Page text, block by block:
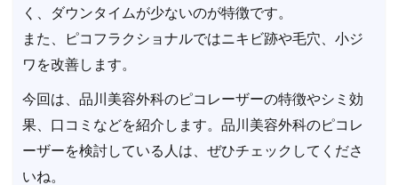
く、ダウンタイムが少ないのが特徴です。
また、ピコフラクショナルではニキビ跡や毛穴、小ジ
ワを改善します。
今回は、品川美容外科のピコレーザーの特徴やシミ効
果、口コミなどを紹介します。品川美容外科のピコレ
ーザーを検討している人は、ぜひチェックしてくださ
いね。